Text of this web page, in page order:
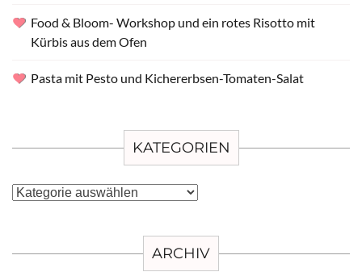
Food & Bloom- Workshop und ein rotes Risotto mit
Kürbis aus dem Ofen
Pasta mit Pesto und Kichererbsen-Tomaten-Salat
KATEGORIEN
Kategorien
ARCHIV